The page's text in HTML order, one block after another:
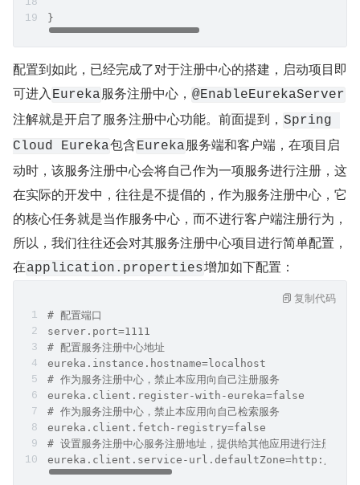
}
配置到如此，已经完成了对于注册中心的搭建，启动项目即
可进入 Eureka服务注册中心， @EnableEurekaServer
注解就是开启了服务注册中心功能。前面提到， Spring
Cloud Eureka包含Eureka服务端和客户端，在项目启
动时，该服务注册中心会将自己作为一项服务进行注册，这
在实际的开发中，往往是不提倡的，作为服务注册中心，它
的核心任务就是当作服务中心，而不进行客户端注册行为，
所以，我们往往还会对其服务注册中心项目进行简单配置，
在application.properties增加如下配置：
# 配置端口
server.port=1111
# 配置服务注册中心地址
eureka.instance.hostname=localhost
# 作为服务注册中心，禁止本应用向自己注册服务
eureka.client.register-with-eureka=false
# 作为服务注册中心，禁止本应用向自己检索服务
eureka.client.fetch-registry=false
# 设置服务注册中心服务注册地址，提供给其他应用进行注册或者
eureka.client.service-url.defaultZone=http://
复制代码